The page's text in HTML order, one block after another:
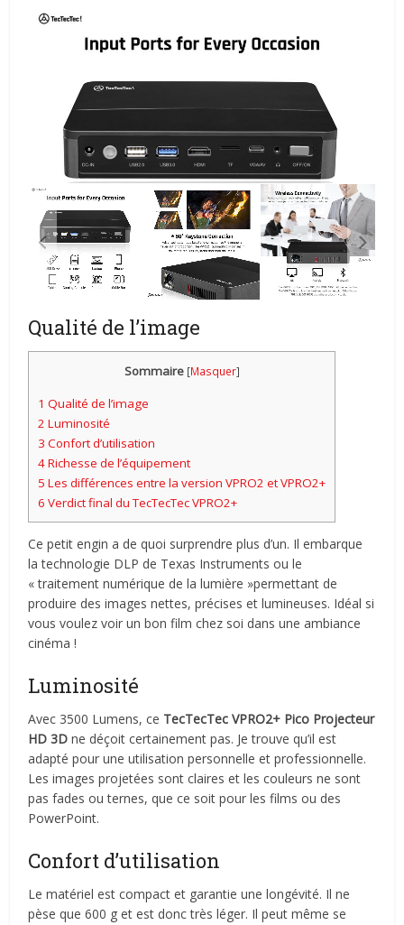
Qualité de l’image
Sommaire [Masquer]
1 Qualité de l’image
2 Luminosité
3 Confort d’utilisation
4Richesse de l’équipement
5 Les différences entre la version VPRO2 et VPRO2+
6 Verdict final du TecTecTec VPRO2+
Ce petit engin a de quoi surprendre plus d’un. Il embarque
la technologie DLP de Texas Instruments ou le
« traitement numérique de la lumière »permettant de
produire des images nettes, précises et lumineuses. Idéal si
vous voulez voir un bon film chez soi dans une ambiance
cinéma !
Luminosité
Avec 3500 Lumens, ce TecTecTec VPRO2+ Pico Projecteur
HD 3D ne déçoit certainement pas. Je trouve qu’il est
adapté pour une utilisation personnelle et professionnelle.
Les images projetées sont claires et les couleurs ne sont
pas fades ou ternes, que ce soit pour les films ou des
PowerPoint.
Confort d’utilisation
Le matériel est compact et garantie une longévité. Il ne
pèse que 600 g et est donc très léger. Il peut même se